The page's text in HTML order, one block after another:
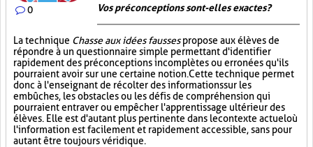
0 Vos préconceptions sont-elles exactes ?
La technique Chasse aux idées faussespropose aux élèves de
répondre à un questionnaire simple permettant d'identifier
rapidement des préconceptions incomplètes ou erronées qu'ils
pourraient avoir sur une certaine notion. Cette technique permet
donc à l'enseignant de récolter des informations sur les
embûches, les obstacles ou les défis de compréhension qui
pourraient entraver ou empêcher l'apprentissage ultérieur des
élèves. Elle est d'autant plus pertinente dans le contexte actuel où
l'information est facilement et rapidement accessible, sans pour
autant être toujours véridique.